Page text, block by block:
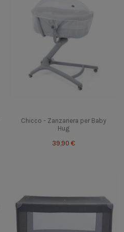
Chicco - Zanzariera per Baby
Hug
39,90 €